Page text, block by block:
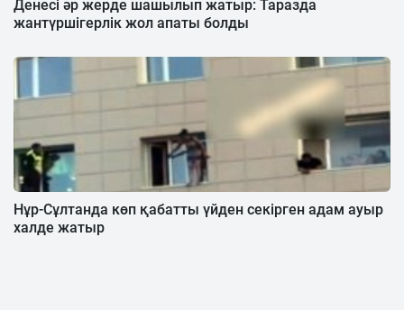
Денесі әр жерде шашылып жатыр: Таразда
жантүршігерлік жол апаты болды
Нұр-Сұлтанда көп қабатты үйден секірген адам ауыр
халде жатыр